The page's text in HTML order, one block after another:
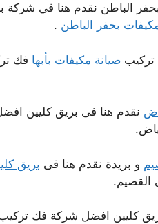
بحفر الباطن نقدم هنا في
بحفر الباطن .
صيانة مكيفات بأبها فك
نقدم هنا فى بريق كليين
و بريدة نقدم هنا فى بريق
كليين افضل شركة فك